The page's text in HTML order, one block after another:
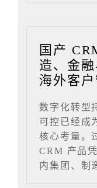
国产
造、金
海外客
数字化转型
可控已经成
核心考量。
CRM 产品
内集团、制